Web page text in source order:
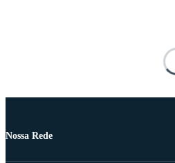
Nossa Rede